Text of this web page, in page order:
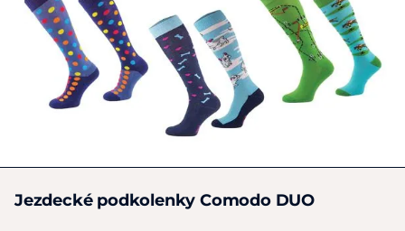
Jezdecké podkolenky Comodo DUO